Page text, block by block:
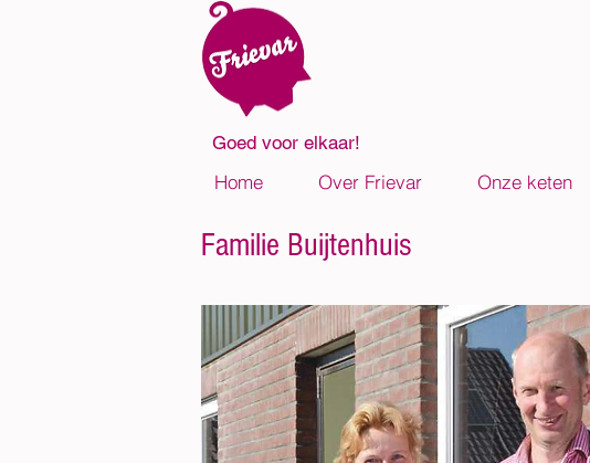
Goed voor elkaar!
Familie Buijtenhuis
Home Over Frievar Onze keten